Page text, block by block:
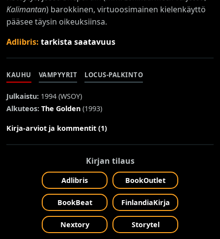
Kalimantan) barokkinen, virtuoosimainen kielenkäyttö
pääsee täysin oikeuksiinsa.
Adlibris:tarkista saatavuus
KAUHU VAMPYYRIT LOCUS-PALKINTO
Julkaistu: 1994 (WSOY)
Alkuteos: The Golden (1993)
Kirja-arviot ja kommentit (1)
Kirjan tilaus
Adlibris BookOutlet
BookBeat FinlandiaKirja
Nextory Storytel